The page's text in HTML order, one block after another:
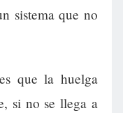
sistema que no
que la huelga
si no se llega a